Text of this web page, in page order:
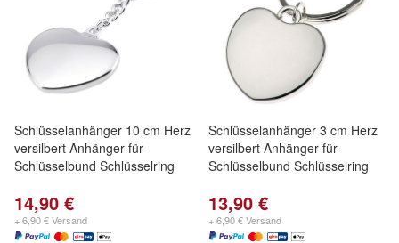
Schlüsselanhänger 10 cm Herz
versilbert Anhänger für
Schlüsselbund Schlüsselring
14,90 €
+ 6,90 € Versand
Schlüsselanhänger 3 cm Herz
versilbert Anhänger für
Schlüsselbund Schlüsselring
13,90 €
+ 6,90 € Versand